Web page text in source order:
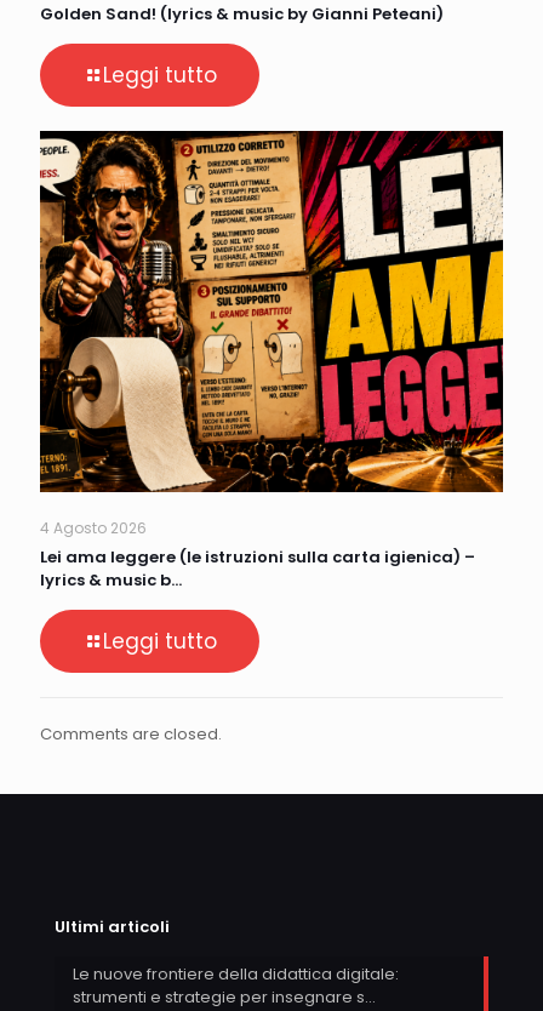
Golden Sand! (lyrics & music by Gianni Peteani)
Leggi tutto
4 Agosto 2026
Lei ama leggere (le istruzioni sulla carta igienica) –
lyrics & music b…
Leggi tutto
Comments are closed.
Ultimi articoli
Le nuove frontiere della didattica digitale:
strumenti e strategie per insegnare s…